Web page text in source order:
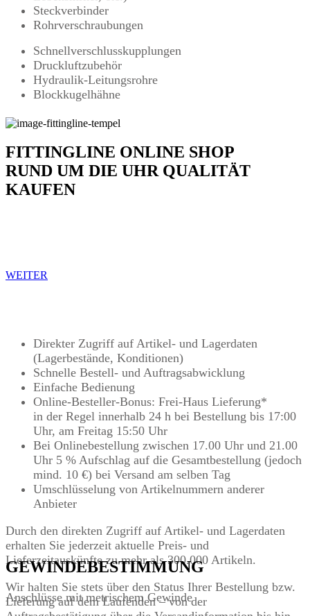
Steckverbinder
Rohrverschraubungen
Schnellverschlusskupplungen
Druckluftzubehör
Hydraulik-Leitungsrohre
Blockkugelhähne
FITTINGLINE ONLINE SHOP
RUND UM DIE UHR QUALITÄT
KAUFEN
WEITER
Direkter Zugriff auf Artikel- und Lagerdaten
(Lagerbestände, Konditionen)
Schnelle Bestell- und Auftragsabwicklung
Einfache Bedienung
Online-Besteller-Bonus: Frei-Haus Lieferung*
in der Regel innerhalb 24 h bei Bestellung bis 17:00
Uhr, am Freitag 15:50 Uhr
Bei Onlinebestellung zwischen 17.00 Uhr und 21.00
Uhr 5 % Aufschlag auf die Gesamtbestellung (jedoch
mind. 10 €) bei Versand am selben Tag
Umschlüsselung von Artikelnummern anderer
Anbieter
Durch den direkten Zugriff auf Artikel- und Lagerdaten
erhalten Sie jederzeit aktuelle Preis- und
Lieferzeitauskünfte zu mehr als 300.000 Artikeln.
Wir halten Sie stets über den Status Ihrer Bestellung bzw.
Lieferung auf dem Laufenden – von der
GEWINDEBESTIMMUNG
Anschlüsse mit metrischem Gewinde